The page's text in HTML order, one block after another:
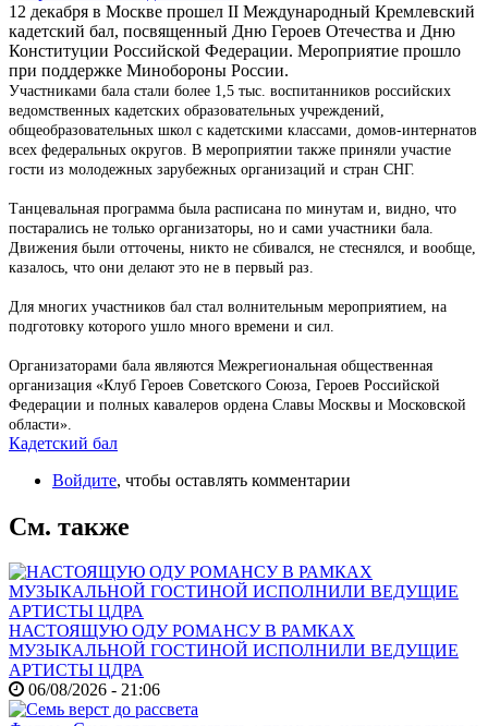
12 декабря в Москве прошел II Международный Кремлевский
кадетский бал, посвященный Дню Героев Отечества и Дню
Конституции Российской Федерации. Мероприятие прошло
при поддержке Минобороны России.
Участниками бала стали более 1,5 тыс. воспитанников российских
ведомственных кадетских образовательных учреждений,
общеобразовательных школ с кадетскими классами, домов-интернатов
всех федеральных округов. В мероприятии также приняли участие
гости из молодежных зарубежных организаций и стран СНГ.
Танцевальная программа была расписана по минутам и, видно, что
постарались не только организаторы, но и сами участники бала.
Движения были отточены, никто не сбивался, не стеснялся, и вообще,
казалось, что они делают это не в первый раз.
Для многих участников бал стал волнительным мероприятием, на
подготовку которого ушло много времени и сил.
Организаторами бала являются Межрегиональная общественная
организация «Клуб Героев Советского Союза, Героев Российской
Федерации и полных кавалеров ордена Славы Москвы и Московской
области».
Кадетский бал
Войдите, чтобы оставлять комментарии
См. также
НАСТОЯЩУЮ ОДУ РОМАНСУ В РАМКАХ
МУЗЫКАЛЬНОЙ ГОСТИНОЙ ИСПОЛНИЛИ ВЕДУЩИЕ
АРТИСТЫ ЦДРА
06/08/2026 - 21:06